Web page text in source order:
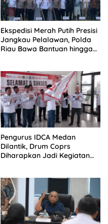
Ekspedisi Merah Putih Presisi
Jangkau Pelalawan, Polda
Riau Bawa Bantuan hingga
Pengurus IDCA Medan
Dilantik, Drum Coprs
Diharapkan Jadi Kegiatan